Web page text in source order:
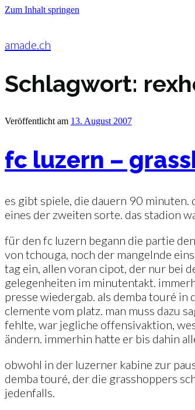
Zum Inhalt springen
amade.ch
Schlagwort:
Veröffentlicht am 13. August 2007
fc luzern –
es gibt spiele, die dauern 90 minuten.
eines der zweiten sorte. das stadion
für den fc luzern begann die partie
von tchouga, noch der mangelnde
tag ein, allen voran cipot, der nur bei
gelegenheiten im minutentakt.
presse wiedergab. als demba touré
clemente vom platz. man muss dazu
fehlte, war jegliche offensivaktion,
ändern. immerhin hatte er bis dahin
obwohl in der luzerner kabine zur
demba touré, der die grasshoppers
jedenfalls.